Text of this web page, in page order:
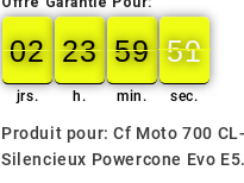
02
02
00
jrs.
23
23
00
h.
59
59
00
min.
49
49
50
sec.
Produit pour: Cf Moto 700
Silencieux Powercone Evo